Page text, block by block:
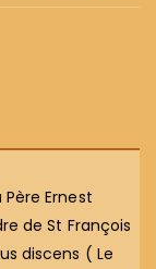
Ernest
de St François
discens ( Le